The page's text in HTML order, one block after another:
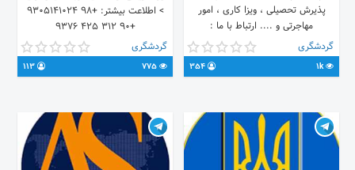
پذیرش تحصیلی ، ویزا کاری ، امور
مهاجرتی و .... ارتباط با ما :
@visaoperator شماره های تماس :
05137675030 داخلی 181 - 182 - 183
-186 اینستاگرام :
گردشگری
1k
> اطلاعت بیشتر: +۹۸ ۹۳۰۵۱۴۱۰۲۴
+۹۰ ۳۱۲ ۴۲۵ ۹۳۷۶
Erminaseir@gmail.comگردشگری